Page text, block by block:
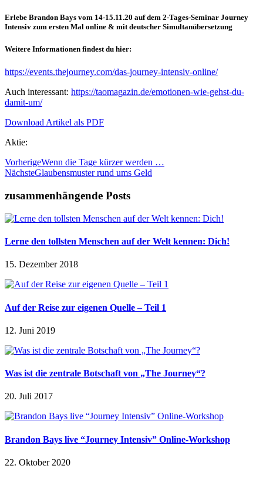
Erlebe Brandon Bays vom 14-15.11.20 auf dem 2-Tages-Seminar Journey
Intensiv zum ersten Mal online & mit deutscher Simultanübersetzung
Weitere Informationen findest du hier:
https://events.thejourney.com/das-journey-intensiv-online/
Auch interessant: https://taomagazin.de/emotionen-wie-gehst-du-
damit-um/
Download Artikel als PDF
Aktie:
VorherigeWenn die Tage kürzer werden …
NächsteGlaubensmuster rund ums Geld
zusammenhängende Posts
Lerne den tollsten Menschen auf der Welt kennen: Dich!
15. Dezember 2018
Auf der Reise zur eigenen Quelle – Teil 1
12. Juni 2019
Was ist die zentrale Botschaft von „The Journey“?
20. Juli 2017
Brandon Bays live “Journey Intensiv” Online-Workshop
22. Oktober 2020